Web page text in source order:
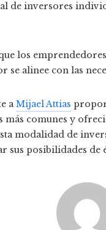
de inversores
los
alinee con las
aMijael Attias
comunes y
modalidad de
sus posibilidades de